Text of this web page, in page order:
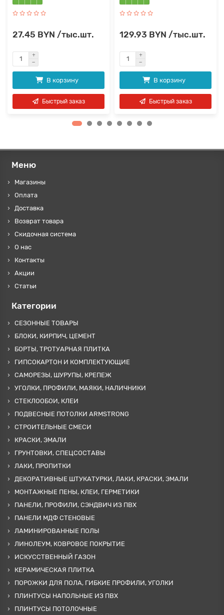
27.45 BYN /тыс.шт.
В корзину
Быстрый заказ
129.93 BYN /тыс.шт.
В корзину
Быстрый заказ
Меню
Магазины
Оплата
Доставка
Возврат товара
Скидочная система
О нас
Контакты
Акции
Статьи
Категории
СЕЗОННЫЕ ТОВАРЫ
БЛОКИ, КИРПИЧ, ЦЕМЕНТ
БОРТЫ, ТРОТУАРНАЯ ПЛИТКА
ГИПСОКАРТОН И КОМПЛЕКТУЮЩИЕ
САМОРЕЗЫ, ШУРУПЫ, КРЕПЕЖ
УГОЛКИ, ПРОФИЛИ, МАЯКИ, НАЛИЧНИКИ
СТЕКЛООБОИ, КЛЕИ
ПОДВЕСНЫЕ ПОТОЛКИ ARMSTRONG
СТРОИТЕЛЬНЫЕ СМЕСИ
КРАСКИ, ЭМАЛИ
ГРУНТОВКИ, СПЕЦСОСТАВЫ
ЛАКИ, ПРОПИТКИ
ДЕКОРАТИВНЫЕ ШТУКАТУРКИ, ЛАКИ, КРАСКИ, ЭМАЛИ
МОНТАЖНЫЕ ПЕНЫ, КЛЕИ, ГЕРМЕТИКИ
ПАНЕЛИ, ПРОФИЛИ, СЭНДВИЧ ИЗ ПВХ
ПАНЕЛИ МДФ СТЕНОВЫЕ
ЛАМИНИРОВАННЫЕ ПОЛЫ
ЛИНОЛЕУМ, КОВРОВОЕ ПОКРЫТИЕ
ИСКУССТВЕННЫЙ ГАЗОН
КЕРАМИЧЕСКАЯ ПЛИТКА
ПОРОЖКИ ДЛЯ ПОЛА, ГИБКИЕ ПРОФИЛИ, УГОЛКИ
ПЛИНТУСЫ НАПОЛЬНЫЕ ИЗ ПВХ
ПЛИНТУСЫ ПОТОЛОЧНЫЕ